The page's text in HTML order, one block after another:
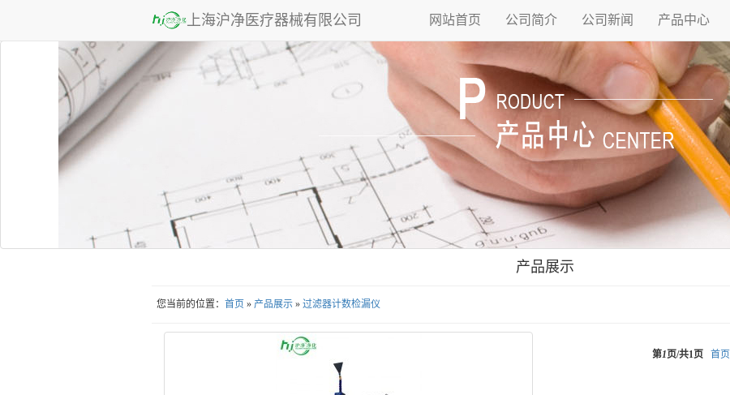
上海沪净医疗器械有限公司 网站首页 公司简介 公司新闻 产品中心
产品展示
您当前的位置： 首页 » 产品展示 » 过滤器计数检漏仪
第1页/共1页 首页